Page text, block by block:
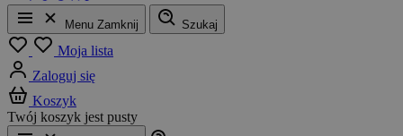
Menu Zamknij Szukaj
Moja lista
Zaloguj się
Koszyk
Twój koszyk jest pusty